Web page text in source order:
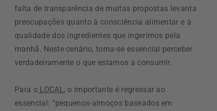
falta de transparência de muitas propostas levanta
preocupações quanto à consciência alimentar e à
qualidade dos ingredientes que ingerimos pela
manhã. Neste cenário, torna-se essencial perceber
verdadeiramente o que estamos a consumir.
Para oLOCAL , o importante é regressar ao
essencial: “pequenos-almoços baseados em